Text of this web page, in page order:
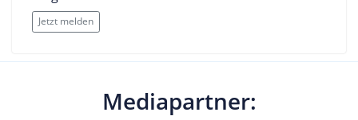
Jetzt melden
Mediapartner: